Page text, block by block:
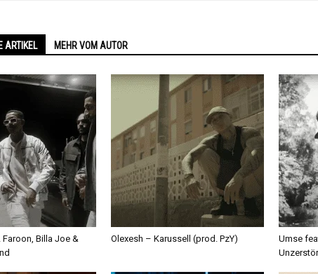
ARTIKEL MEHR VOM AUTOR
Billa Joe &
Olexesh – Karussell (prod. PzY)
Umse